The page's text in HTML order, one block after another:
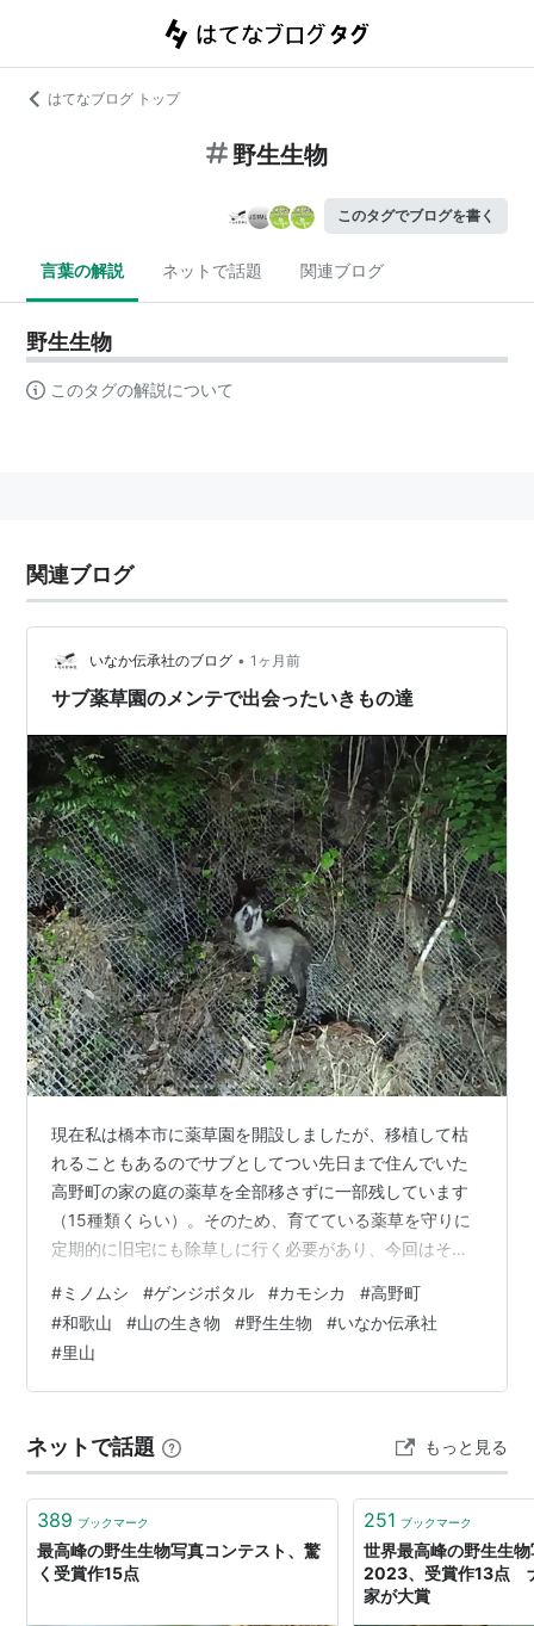
はてなブログ トップ
野生生物
このタグでブログを書く
言葉の解説 ネットで話題 関連ブログ
野生生物
このタグの解説について
関連ブログ
いなか伝承社のブログ • 1ヶ月前
サブ薬草園のメンテで出会ったいきもの達
現在私は橋本市に薬草園を開設しましたが、移植して枯
れることもあるのでサブとしてつい先日まで住んでいた
高野町の家の庭の薬草を全部移さずに一部残しています
（15種類くらい）。そのため、育てている薬草を守りに
定期的に旧宅にも除草しに行く必要があり、今回はその
都合により夜中に移動していたら、道の上を歩いてい
て、道路わきの急斜面に逃げて行きました。天然記念物
ですが年間５回くらいは見るのであんまり有難みはない
ですが、ニホンジカとは異なるノンビリ感が可愛いで
でいたけれど庭でホタルを見たのは初めて！ …
#ミノムシ #ゲンジボタル #カモシカ #高野町
#和歌山 #山の生き物 #野生生物 #いなか伝承社
#里山
ネットで話題 もっと見る
389 ブックマーク
最高峰の野生生物写真コンテスト、驚
く受賞作15点
251 ブックマーク
世界最高峰の野生生
2023、受賞作13点
家が大賞